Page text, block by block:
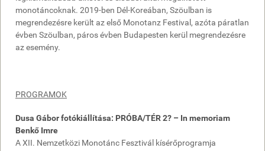
monotáncoknak. 2019-ben Dél-Koreában, Szöulban is
megrendezésre került az első Monotanz Festival, azóta páratlan
évben Szöulban, páros évben Budapesten kerül megrendezésre
az esemény.
PROGRAMOK
Dusa Gábor fotókiállítása: PRÓBA/TÉR 2? – In memoriam
Benkő Imre
A XII. Nemzetközi Monotánc Fesztivál kísérőprogramja